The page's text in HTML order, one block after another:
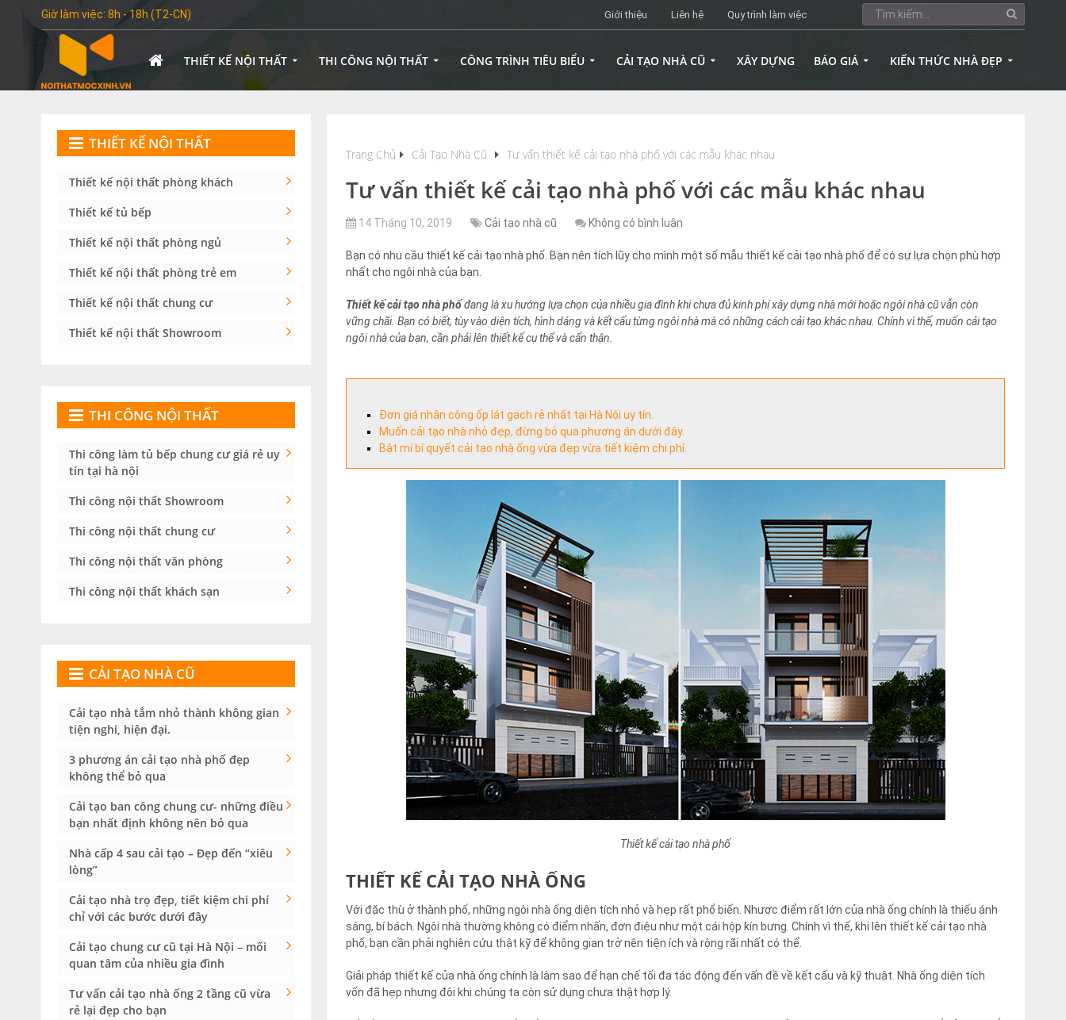
Giờ làm việc: 8h - 18h (T2-CN) Giới thiệu Liên hệ Quy trình làm việc
THIẾT KẾ NỘI THẤT THI CÔNG NỘI THẤT CÔNG TRÌNH TIÊU BIỂU CẢI TẠO NHÀ CŨ XÂY DỰNG BÁO GIÁ KIẾN THỨC NHÀ ĐẸP
Trang Chủ Cải Tạo Nhà Cũ Tư vấn thiết kế cải tạo nhà phố với các mẫu khác nhau
Tư vấn thiết kế cải tạo nhà phố với các mẫu khác nhau
14 Tháng 10, 2019 Cải tạo nhà cũ Không có bình luận
Bạn có nhu cầu thiết kế cải tạo nhà phố. Bạn nên tích lũy cho mình một số mẫu thiết kế cải tạo nhà phố để có sự lựa chọn phù hợp
nhất cho ngôi nhà của bạn.
Thiết kế cải tạo nhà phốđang là xu hướng lựa chọn của nhiều gia đình khi chưa đủ kinh phí xây dựng nhà mới hoặc ngôi nhà cũ vẫn còn
vững chãi. Bạn có biết, tùy vào diện tích, hình dáng và kết cấu từng ngôi nhà mà có những cách cải tạo khác nhau. Chính vì thế, muốn cải tạo
ngôi nhà của bạn, cần phải lên thiết kế cụ thể và cẩn thận.
Đơn giá nhân công ốp lát gạch rẻ nhất tại Hà Nội uy tín.
Muốn cải tạo nhà nhỏ đẹp, đừng bỏ qua phương án dưới đây.
Bật mí bí quyết cải tạo nhà ống vừa đẹp vừa tiết kiệm chi phí.
Thiết kế cải tạo nhà phố
THIẾT KẾ CẢI TẠO NHÀ ỐNG
Với đặc thù ở thành phố, những ngôi nhà ống diện tích nhỏ và hẹp rất phổ biến. Nhược điểm rất lớn của nhà ống chính là thiếu ánh
sáng, bí bách. Ngôi nhà thường không có điểm nhấn, đơn điệu như một cái hộp kín bưng. Chính vì thế, khi lên thiết kế cải tạo nhà
phố, bạn cần phải nghiên cứu thật kỹ để không gian trở nên tiện ích và rộng rãi nhất có thể.
Giải pháp thiết kế của nhà ống chính là làm sao để hạn chế tối đa tác động đến vấn đề về kết cấu và kỹ thuật. Nhà ống diện tích
vốn đã hẹp nhưng đôi khi chúng ta còn sử dụng chưa thật hợp lý.
THIẾT KẾ NỘI THẤT
Thiết kế nội thất phòng khách
Thiết kế tủ bếp
Thiết kế nội thất phòng ngủ
Thiết kế nội thất phòng trẻ em
Thiết kế nội thất chung cư
Thiết kế nội thất Showroom
THI CÔNG NỘI THẤT
Thi công làm tủ bếp chung cư giá rẻ uy
tín tại hà nội
Thi công nội thất Showroom
Thi công nội thất chung cư
Thi công nội thất văn phòng
Thi công nội thất khách sạn
CẢI TẠO NHÀ CŨ
Cải tạo nhà tắm nhỏ thành không gian
tiện nghi, hiện đại.
3 phương án cải tạo nhà phố đẹp
không thể bỏ qua
Cải tạo ban công chung cư- những điều
bạn nhất định không nên bỏ qua
Nhà cấp 4 sau cải tạo – Đẹp đến “xiêu
lòng”
Cải tạo nhà trọ đẹp, tiết kiệm chi phí
chỉ với các bước dưới đây
Cải tạo chung cư cũ tại Hà Nội – mối
quan tâm của nhiều gia đình
Tư vấn cải tạo nhà ống 2 tầng cũ vừa
rẻ lại đẹp cho bạn